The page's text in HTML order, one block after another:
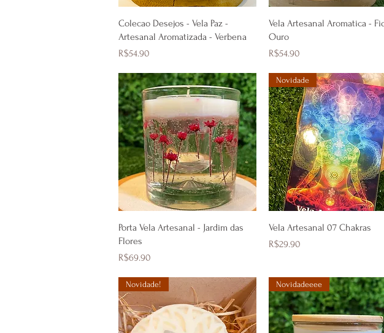
Quick View
Colecao Desejos - Vela Paz -
Artesanal Aromatizada - Verbena
Price
R$54.90
Quick View
Vela Artesanal Aromatica -
Ouro
Price
R$54.90
Quick View
Porta Vela Artesanal - Jardim das
Flores
Price
R$69.90
Quick View
Novidade
Vela Artesanal 07 Chakras
Price
R$29.90
Novidade! Novidadeeee